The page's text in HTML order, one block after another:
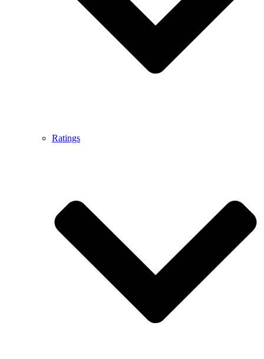
Ratings